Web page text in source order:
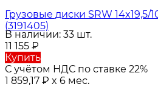
Грузовые диски SRW 14x19,5/
(3191405)
В наличии: 33 шт.
11 155 ₽
Купить
С учётом НДС по ставке 22%
1 859,17 ₽ x 6 мес.